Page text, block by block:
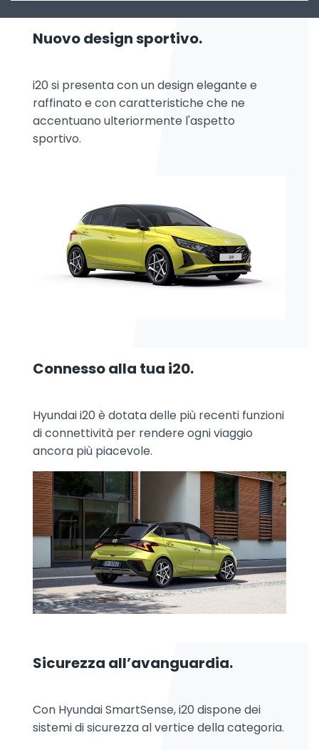
Nuovo design sportivo.
i20 si presenta con un design elegante e
raffinato e con caratteristiche che ne
accentuano ulteriormente l'aspetto
sportivo.
Connesso alla tua i20.
Hyundai i20 è dotata delle più recenti funzioni
di connettività per rendere ogni viaggio
ancora più piacevole.
Sicurezza all’avanguardia.
Con Hyundai SmartSense, i20 dispone dei
sistemi di sicurezza al vertice della categoria.